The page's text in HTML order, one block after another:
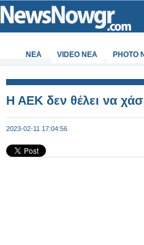
ΝΕΑ VIDEO NEA PHOTO
Η ΑΕΚ δεν θέλει να
2023-02-11 17:04:56